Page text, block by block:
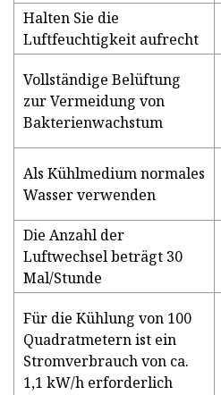
Halten Sie die
Luftfeuchtigkeit aufrecht
Vollständige Belüftung
zur Vermeidung von
Bakterienwachstum
Als Kühlmedium normales
Wasser verwenden
Die Anzahl der
Luftwechsel beträgt 30
Mal/Stunde
Für die Kühlung von 100
Quadratmetern ist ein
Stromverbrauch von ca.
1,1 kW/h erforderlich